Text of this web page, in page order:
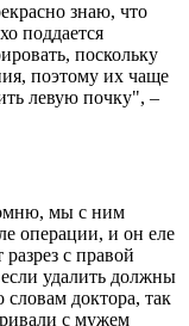
знаю, что
поддается
поскольку
поэтому их чаще
левую почку", –
мы с ним
операции, и он еле
с правой
удалить должны
доктора, так
с мужем